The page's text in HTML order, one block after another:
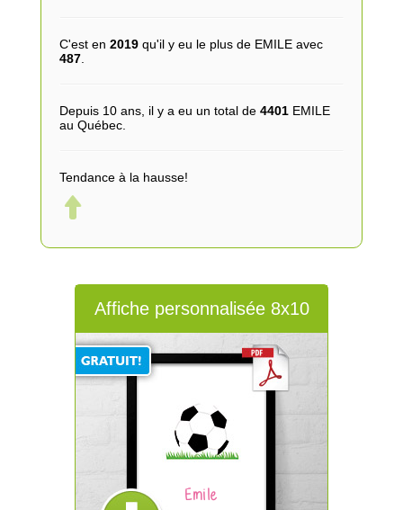
C'est en 2019qu'il y eu le plus de EMILE avec
487.
Depuis 10 ans, il y a eu un total de 4401EMILE
au Québec.
Tendance à la hausse!
Affiche personnalisée 8x10
Emile